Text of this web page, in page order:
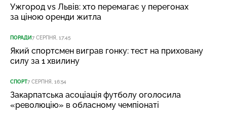
Ужгород vs Львів: хто перемагає у перегонах
за ціною оренди житла
ПОРАДИ7 СЕРПНЯ, 17:45
Який спортсмен виграв гонку: тест на приховану
силу за 1 хвилину
СПОРТ7 СЕРПНЯ, 16:54
Закарпатська асоціація футболу оголосила
«революцію» в обласному чемпіонаті